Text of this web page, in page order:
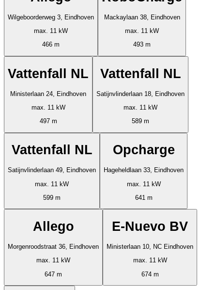
Wilgeboorderweg 3, Eindhoven
max. 11 kW
466 m
Mackaylaan 38, Eindhoven
max. 11 kW
493 m
Vattenfall NL
Ministerlaan 24, Eindhoven
max. 11 kW
497 m
Vattenfall NL
Satijnvlinderlaan 18, Eindhoven
max. 11 kW
589 m
Vattenfall NL
Satijnvlinderlaan 49, Eindhoven
max. 11 kW
599 m
Opcharge
Hageheldlaan 33, Eindhoven
max. 11 kW
641 m
Allego
Morgenroodstraat 36, Eindhoven
max. 11 kW
647 m
E-Nuevo BV
Ministerlaan 10, NC Eindhoven
max. 11 kW
674 m